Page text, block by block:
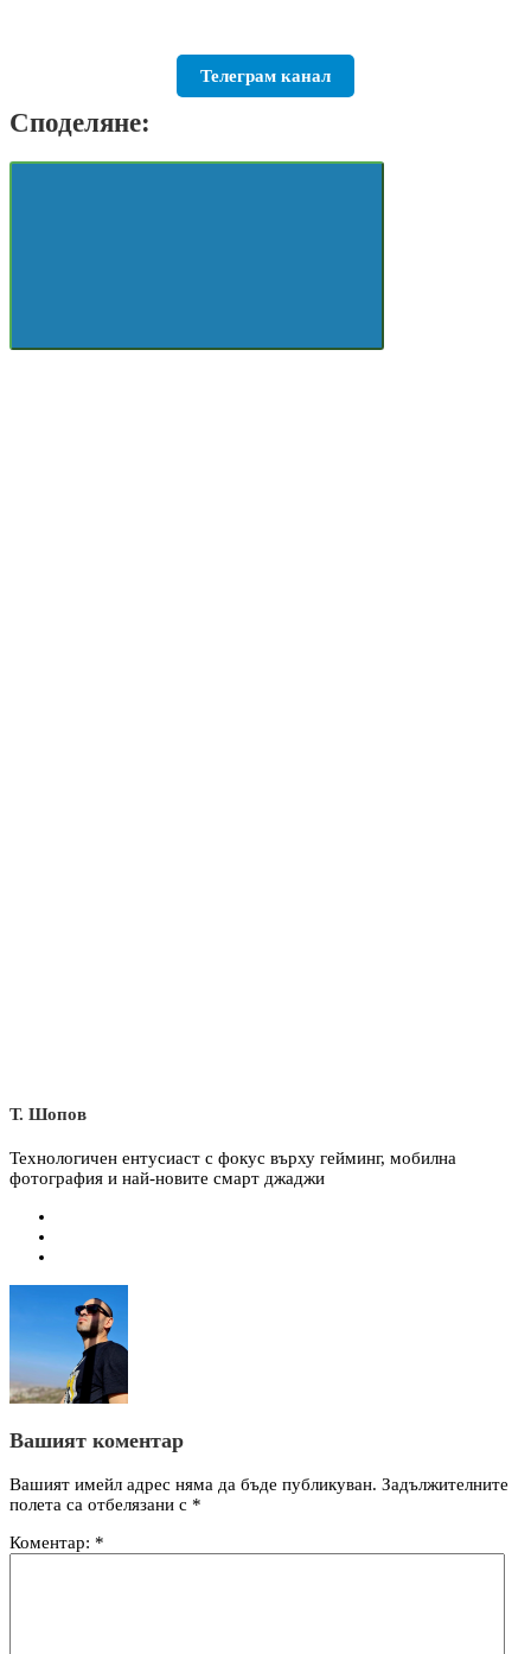
Телеграм канал
Споделяне:
Т. Шопов
Технологичен ентусиаст с фокус върху гейминг, мобилна
фотография и най-новите смарт джаджи
Вашият коментар
Вашият имейл адрес няма да бъде публикуван. Задължителните
полета са отбелязани с *
Коментар: *